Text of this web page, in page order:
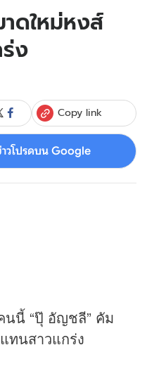
ดใหม่หงส์
ง
Copy link
วโปรดบน Google
นนี้ “ปุ๊ อัญชลี” คัม
ทนสาวแกร่ง